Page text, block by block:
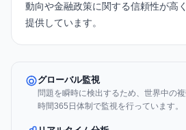
動向や金融政策に関する信頼性が高
提供しています。
グローバル監視
問題を瞬時に検出するため、世界中の
時間365日体制で監視を行っています。